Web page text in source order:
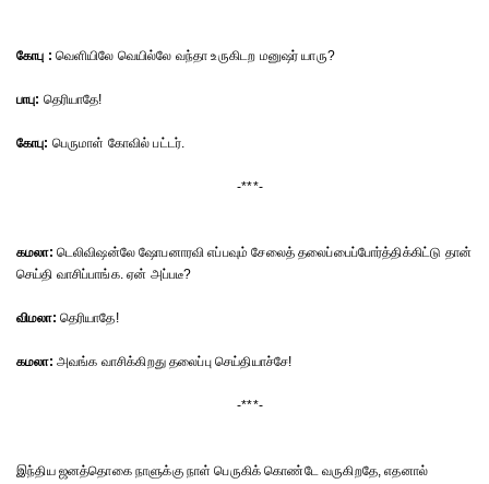
கோபு : வெளியிலே வெயில்லே வந்தா உருகிடற மனுஷர் யாரு?
பாபு: தெரியாதே!
கோபு: பெருமாள் கோவில் பட்டர்.
-***-
கமலா: டெலிவிஷன்லே ஷோபனாரவி எப்பவும் சேலைத் தலைப்பைப்போர்த்திக்கிட்டு தான்
செய்தி வாசிப்பாங்க. ஏன் அப்படீ?
விமலா: தெரியாதே!
கமலா: அவங்க வாசிக்கிறது தலைப்பு செய்தியாச்சே!
-***-
இந்திய ஜனத்தொகை நாளுக்கு நாள் பெருகிக் கொண்டே வருகிறதே, எதனால்